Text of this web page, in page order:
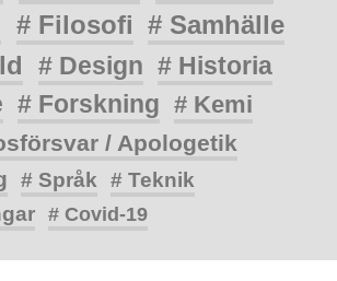
# Filosofi # Samhälle
# Design # Historia
# Forskning # Kemi
/ Apologetik
# Språk # Teknik
# Covid-19